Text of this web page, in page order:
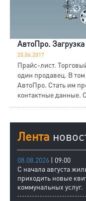
АвтоПро.
20.06.2017
Прайс-лист.
один продавец. В
АвтоПро. Стать им
контактные данные.
Лента
08.08.2026 | 09:00
С начала августа
приходить новые
коммунальных услуг.